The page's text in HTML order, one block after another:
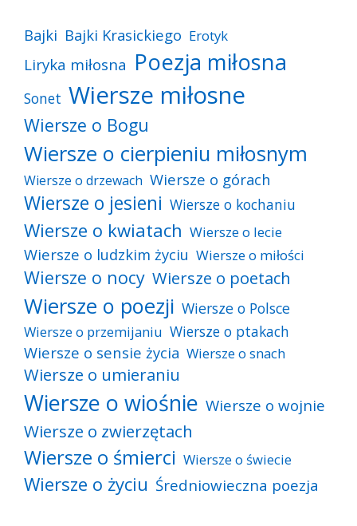
Bajki Bajki Krasickiego Erotyk
Liryka miłosna Poezja miłosna
Sonet Wiersze miłosne
Wiersze o Bogu
Wiersze o cierpieniu miłosnym
Wiersze o drzewach Wiersze o górach
Wiersze o jesieni Wiersze o kochaniu
Wiersze o kwiatach Wiersze o lecie
Wiersze o ludzkim życiu Wiersze o miłości
Wiersze o nocy Wiersze o poetach
Wiersze o poezji Wiersze o Polsce
Wiersze o przemijaniu Wiersze o ptakach
Wiersze o sensie życia Wiersze o snach
Wiersze o umieraniu
Wiersze o wiośnie Wiersze o wojnie
Wiersze o zwierzętach
Wiersze o śmierci Wiersze o świecie
Wiersze o życiu Średniowieczna poezja